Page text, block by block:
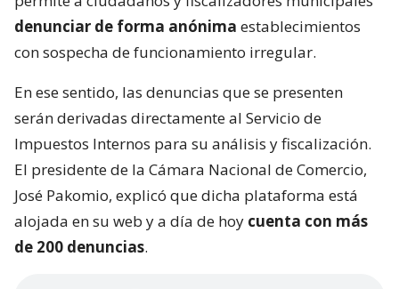
denunciar de forma anónima establecimientos
con sospecha de funcionamiento irregular.
En ese sentido, las denuncias que se presenten
serán derivadas directamente al Servicio de
Impuestos Internos para su análisis y fiscalización.
El presidente de la Cámara Nacional de Comercio,
José Pakomio, explicó que dicha plataforma está
alojada en su web y a día de hoy cuenta con más
de 200 denuncias.